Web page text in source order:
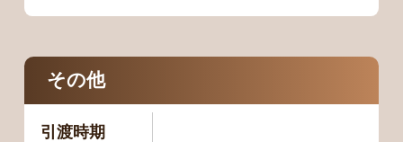
その他
引渡時期